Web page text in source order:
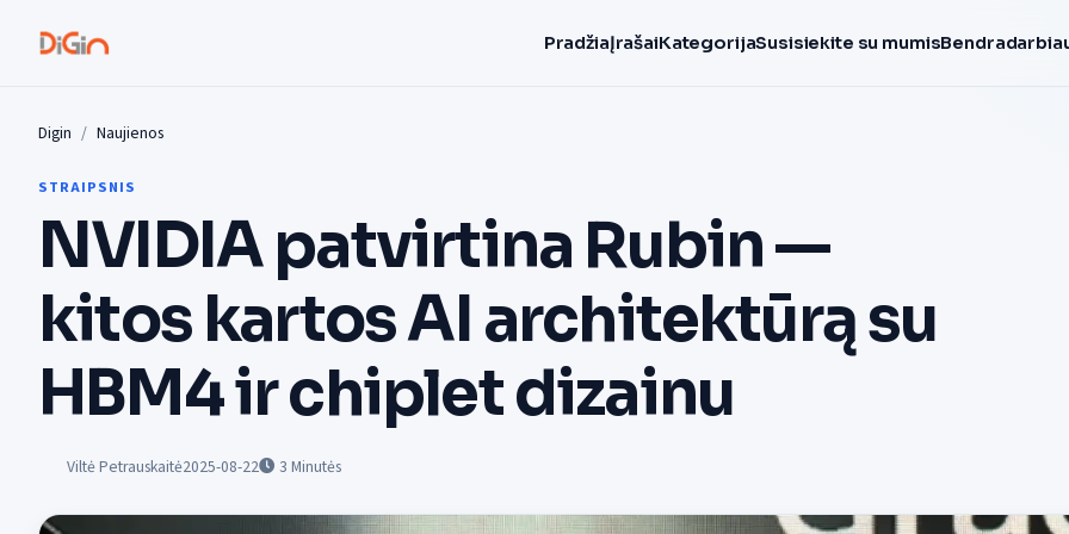
PradžiaĮrašaiKategorijaSusisiekite su mumis
Digin Naujienos
STRAIPSNIS
NVIDIA patvirtina Rubin —
kitos kartos AI architektūrą su
HBM4 ir chiplet dizainu
Viltė Petrauskaitė2025-08-22 3 Minutės